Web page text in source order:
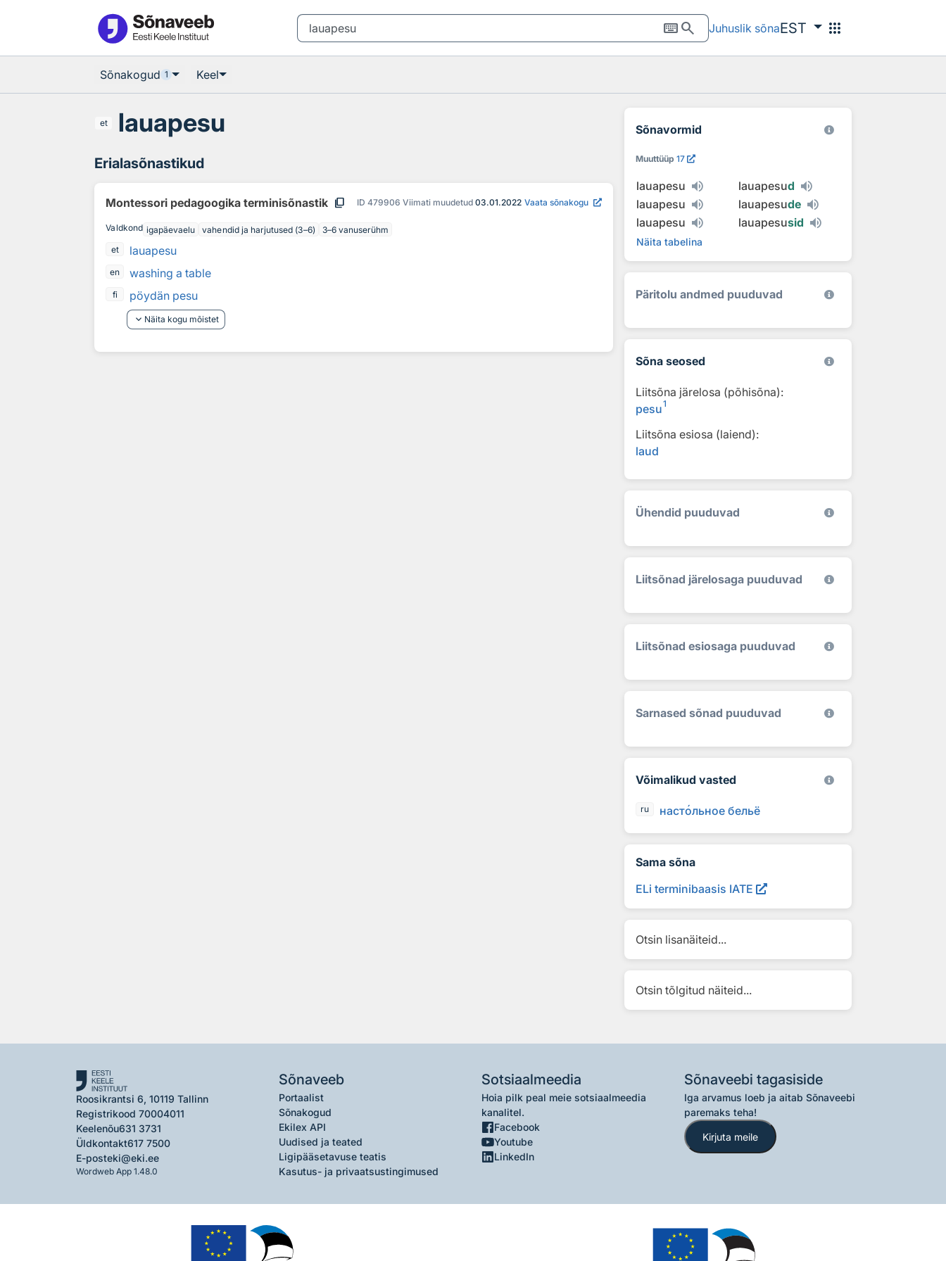
keyboardsearch Juhuslik sõnaEST apps
Sõnakogud 1 Keel
et lauapesu
Erialasõnastikud
Montessori pedagoogika terminisõnastik content_copy ID 479906 Viimati muudetud 03.01.2022 Vaata sõnakogu
Valdkond igapäevaelu vahendid ja harjutused (3–6)
3–6 vanuserühm
et
lauapesu
en washing a table
fi
pöydän pesu
keyboard_arrow_down Näita kogu mõistet
Sõnavormid
Muuttüüp 17
lauapesu lauapesud
lauapesu
lauapesude
lauapesu
lauapesusid
Näita tabelina
Päritolu andmed puuduvad
Sõna seosed
Liitsõna järelosa (põhisõna):
pesu1
Liitsõna esiosa (laiend):
laud
Ühendid puuduvad
Liitsõnad järelosaga puuduvad
Liitsõnad esiosaga puuduvad
Sarnased sõnad puuduvad
Võimalikud vasted
ru настольное бельё
Sama sõna
ELi terminibaasis IATE
Otsin lisanäiteid...
Otsin tõlgitud näiteid...
Roosikrantsi 6, 10119 Tallinn
Registrikood 70004011
Keelenõu631 3731
Üldkontakt617 7500
E-posteki@eki.ee
Wordweb App 1.48.0
Sõnaveeb
Portaalist
Sõnakogud
Ekilex API
Uudised ja teated
Ligipääsetavuse teatis
Kasutus- ja privaatsustingimused
Sotsiaalmeedia
Hoia pilk peal meie sotsiaalmeedia
kanalitel.
Facebook
Youtube
LinkedIn
Sõnaveebi tagasiside
Iga arvamus loeb ja aitab Sõnaveebi
paremaks teha!
Kirjuta meile